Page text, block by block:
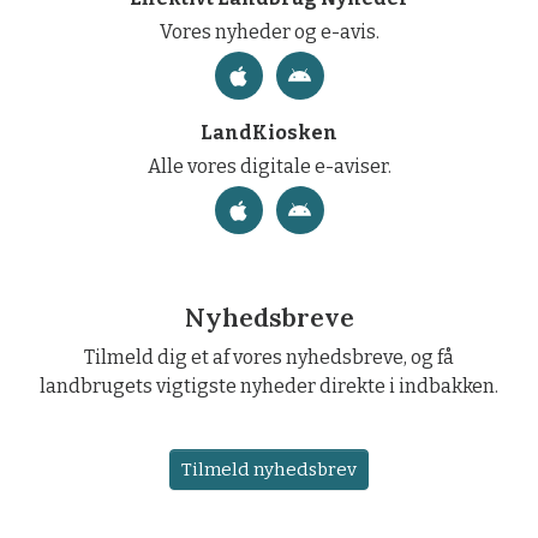
Vores nyheder og e-avis.
LandKiosken
Alle vores digitale e-aviser.
Nyhedsbreve
Tilmeld dig et af vores nyhedsbreve, og få
landbrugets vigtigste nyheder direkte i indbakken.
Tilmeld nyhedsbrev